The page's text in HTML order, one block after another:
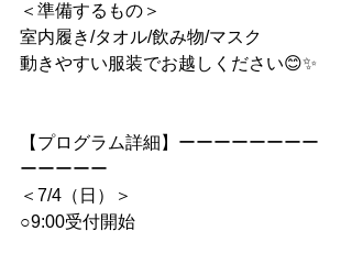
＜準備するもの＞
室内履き/タオル/飲み物/マスク
動きやすい服装でお越しください😊✨
【プログラム詳細】ーーーーーーーー
ーーーーー
＜7/4（日）＞
○9:00受付開始